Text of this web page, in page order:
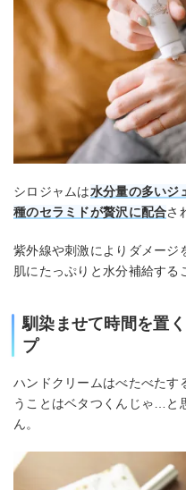
シロジャムは水分量の多いジ
種のセラミドが贅沢に配合さ
紫外線や刺激によりダメージ
肌にたっぷりと水分補給する
馴染ませて時間を置
プ
ハンドクリームはべたべたす
うことはベタつくんじゃ…と
ん。